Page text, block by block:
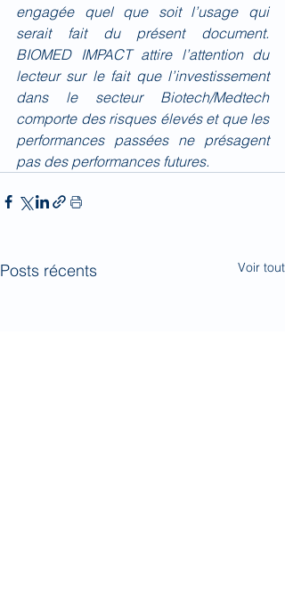
engagée quel que soit l’usage qui
serait fait du présent document.
BIOMED IMPACT attire l’attention du
lecteur sur le fait que l’investissement
dans le secteur Biotech/Medtech
comporte des risques élevés et que les
performances passées ne présagent
pas des performances futures.
Posts récents Voir tout